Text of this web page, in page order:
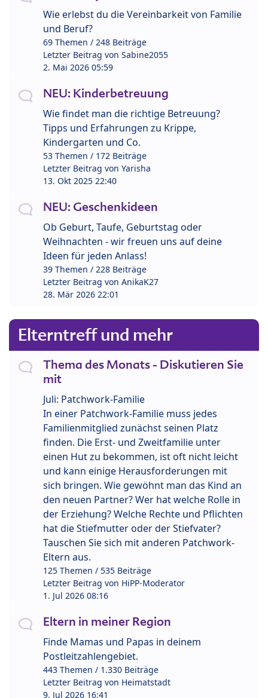
Wie erlebst du die Vereinbarkeit von Familie
und Beruf?
69 Themen / 248 Beiträge
Letzter Beitrag von Sabine2055
2. Mai 2026 05:59
NEU: Kinderbetreuung
Wie findet man die richtige Betreuung?
Tipps und Erfahrungen zu Krippe,
Kindergarten und Co.
53 Themen / 172 Beiträge
Letzter Beitrag von Yarisha
13. Okt 2025 22:40
NEU: Geschenkideen
Ob Geburt, Taufe, Geburtstag oder
Weihnachten - wir freuen uns auf deine
Ideen für jeden Anlass!
39 Themen / 228 Beiträge
Letzter Beitrag von AnikaK27
28. Mär 2026 22:01
Elterntreff und mehr
Thema des Monats - Diskutieren Sie
mit
Juli: Patchwork-Familie
In einer Patchwork-Familie muss jedes
Familienmitglied zunächst seinen Platz
finden. Die Erst- und Zweitfamilie unter
einen Hut zu bekommen, ist oft nicht leicht
und kann einige Herausforderungen mit
sich bringen. Wie gewöhnt man das Kind an
den neuen Partner? Wer hat welche Rolle in
der Erziehung? Welche Rechte und Pflichten
hat die Stiefmutter oder der Stiefvater?
Tauschen Sie sich mit anderen Patchwork-
Eltern aus.
125 Themen / 535 Beiträge
Letzter Beitrag von HiPP-Moderator
1. Jul 2026 08:16
Eltern in meiner Region
Finde Mamas und Papas in deinem
Postleitzahlengebiet.
443 Themen / 1.330 Beiträge
Letzter Beitrag von Heimatstadt
9. Jul 2026 16:41